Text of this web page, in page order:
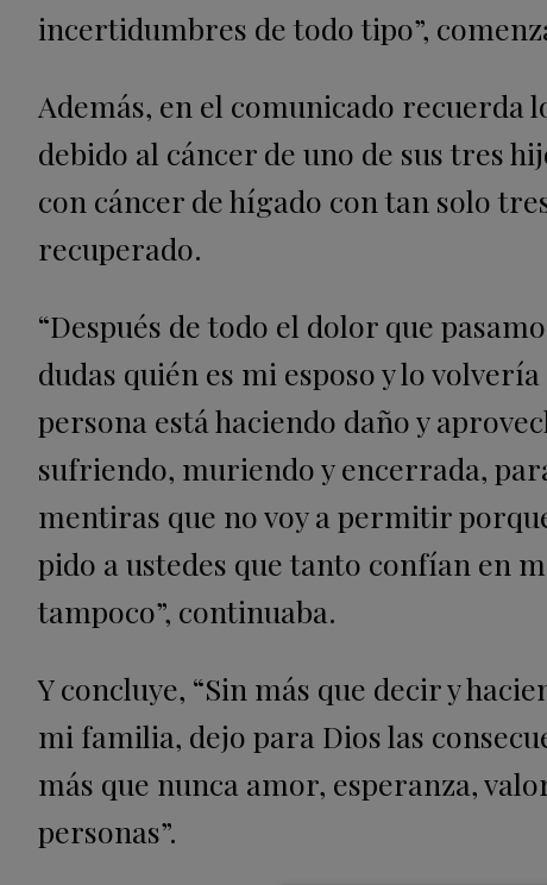
incertidumbres de todo tipo”,
Además, en el comunicado recuerda
debido al cáncer de uno de sus tres
con cáncer de hígado con tan solo
recuperado.
“Después de todo el dolor que
dudas quién es mi esposo y lo
persona está haciendo daño y
sufriendo, muriendo y encerrada,
mentiras que no voy a permitir
pido a ustedes que tanto confían en
tampoco”, continuaba.
Y concluye, “Sin más que decir y
mi familia, dejo para Dios las
más que nunca amor, esperanza,
personas”.